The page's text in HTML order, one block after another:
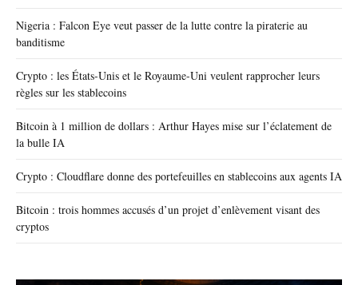
Nigeria : Falcon Eye veut passer de la lutte contre la piraterie au
banditisme
Crypto : les États-Unis et le Royaume-Uni veulent rapprocher leurs
règles sur les stablecoins
Bitcoin à 1 million de dollars : Arthur Hayes mise sur l’éclatement de
la bulle IA
Crypto : Cloudflare donne des portefeuilles en stablecoins aux agents IA
Bitcoin : trois hommes accusés d’un projet d’enlèvement visant des
cryptos